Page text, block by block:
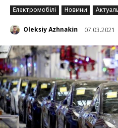
Електромобілі Новини
Oleksiy Azhnakin 07.03.2021